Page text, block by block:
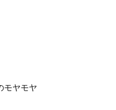
ヤモヤ